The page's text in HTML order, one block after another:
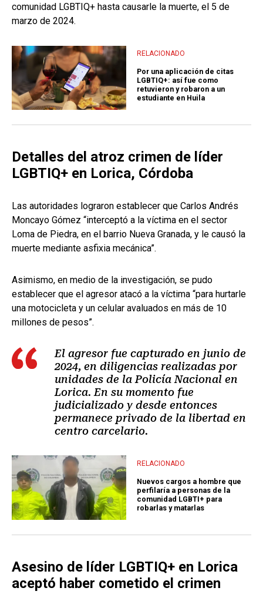
comunidad LGBTIQ+ hasta causarle la muerte, el 5 de
marzo de 2024.
RELACIONADO
Por una aplicación de citas
LGBTIQ+: así fue como
retuvieron y robaron a un
estudiante en Huila
Detalles del atroz crimen de líder
LGBTIQ+ en Lorica, Córdoba
Las autoridades lograron establecer que Carlos Andrés
Moncayo Gómez “interceptó a la víctima en el sector
Loma de Piedra, en el barrio Nueva Granada, y le causó la
muerte mediante asfixia mecánica”.
Asimismo, en medio de la investigación, se pudo
establecer que el agresor atacó a la víctima “para hurtarle
una motocicleta y un celular avaluados en más de 10
millones de pesos”.
El agresor fue capturado en junio de
2024, en diligencias realizadas por
unidades de la Policía Nacional en
Lorica. En su momento fue
judicializado y desde entonces
permanece privado de la libertad en
centro carcelario.
RELACIONADO
Nuevos cargos a hombre que
perfilaría a personas de la
comunidad LGBTI+ para
robarlas y matarlas
Asesino de líder LGBTIQ+ en Lorica
aceptó haber cometido el crimen